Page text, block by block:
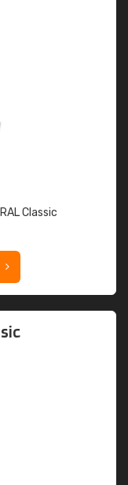
Classic